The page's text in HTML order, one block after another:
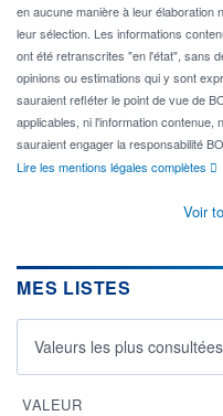
en aucune manière à leur élaboration
leur sélection. Les informations
ont été retranscrites "en l'état", sans
opinions ou estimations qui y sont
sauraient refléter le point de vue de
applicables, ni l'information
sauraient engager la responsabilité
Lire les mentions légales complètes
Voir
MES LISTES
Valeurs les plus consultées
VALEUR